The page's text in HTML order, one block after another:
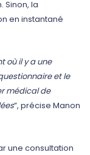
Sinon, la
en instantané
où il y a une
et le
médical de
”, précise Manon
une consultation